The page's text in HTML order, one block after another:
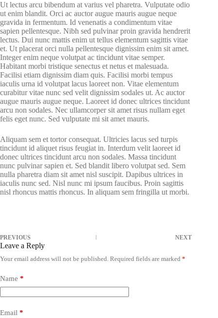
Ut lectus arcu bibendum at varius vel pharetra. Vulputate odio
ut enim blandit. Orci ac auctor augue mauris augue neque
gravida in fermentum. Id venenatis a condimentum vitae
sapien pellentesque. Nibh sed pulvinar proin gravida hendrerit
lectus. Dui nunc mattis enim ut tellus elementum sagittis vitae
et. Ut placerat orci nulla pellentesque dignissim enim sit amet.
Integer enim neque volutpat ac tincidunt vitae semper.
Habitant morbi tristique senectus et netus et malesuada.
Facilisi etiam dignissim diam quis. Facilisi morbi tempus
iaculis urna id volutpat lacus laoreet non. Vitae elementum
curabitur vitae nunc sed velit dignissim sodales ut. Ac auctor
augue mauris augue neque. Laoreet id donec ultrices tincidunt
arcu non sodales. Nec ullamcorper sit amet risus nullam eget
felis eget nunc. Sed vulputate mi sit amet mauris.
Aliquam sem et tortor consequat. Ultricies lacus sed turpis
tincidunt id aliquet risus feugiat in. Interdum velit laoreet id
donec ultrices tincidunt arcu non sodales. Massa tincidunt
nunc pulvinar sapien et. Sed blandit libero volutpat sed. Sem
nulla pharetra diam sit amet nisl suscipit. Dapibus ultrices in
iaculis nunc sed. Nisl nunc mi ipsum faucibus. Proin sagittis
nisl rhoncus mattis rhoncus. In aliquam sem fringilla ut morbi.
PREVIOUS NEXT
Leave a Reply
Your email address will not be published. Required fields are marked *
Name *
Email *